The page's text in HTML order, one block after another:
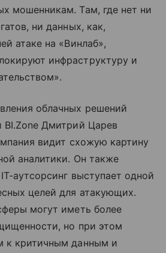
мошенникам. Там, где нет ни
ни данных, как,
атаке на «Винлаб»,
инфраструктуру и
облачных решений
BI.Zone Дмитрий Царев
видит схожую картину
аналитики. Он также
аутсорсинг выступает одной
целей для атакующих.
могут иметь более
но при этом
к критичным данным и